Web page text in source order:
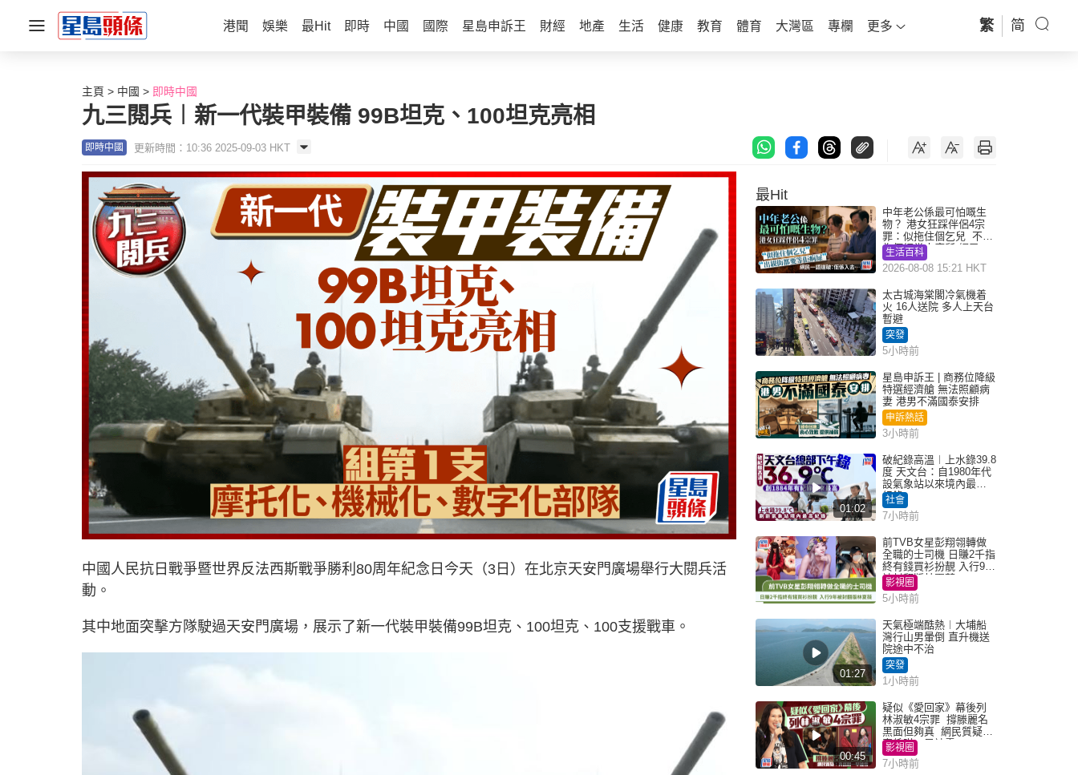
港聞 娛樂 最Hit 即時 中國 國際 星島申訴王 財經 地產 生活 健康 教育 體育 大灣區 專欄 更多 繁 简
主頁 中國 即時中國
九三閱兵︱新一代裝甲裝備 99B坦克、100坦克亮相
即時中國 更新時間：10:36 2025-09-03 HKT
中國人民抗日戰爭暨世界反法西斯戰爭勝利80周年紀念日今天（3日）在北京天安門廣場舉行大閱兵活
動。
其中地面突擊方隊駛過天安門廣場，展示了新一代裝甲裝備99B坦克、100坦克、100支援戰車。
最Hit
中年老公係最可怕嘅生
物？ 港女狂踩伴侶4宗
罪：似拖住個乞兒 不解
為何經常去廁所 網民一
語道破
生活百科
2026-08-08 15:21 HKT
太古城海棠閣冷氣機着
火 16人送院 多人上天台
暫避
突發
5小時前
星島申訴王 | 商務位降級
特選經濟艙 無法照顧病
妻 港男不滿國泰安排
申訴熱話
3小時前
01:02
破紀錄高溫︱上水錄39.8
度 天文台：自1980年代
設氣象站以來境內最高
紀錄
社會
7小時前
前TVB女星彭翔翎轉做
全職的士司機 日賺2千指
終有錢買衫扮靚 入行9年
被封翻版林夏薇
影視圈
5小時前
01:27
天氣極端酷熱︱大埔船
灣行山男暈倒 直升機送
院途中不治
突發
1小時前
00:45
疑似《愛回家》幕後列
林淑敏4宗罪 撐滕麗名
黑面但夠真 網民質疑：
真係咁一早被雪
影視圈
7小時前